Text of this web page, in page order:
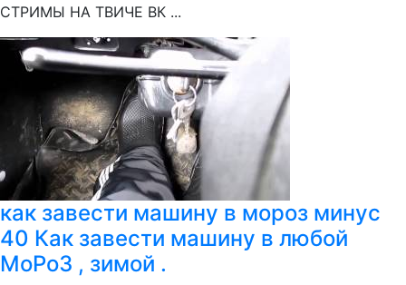
СТРИМЫ НА ТВИЧЕ ВК ...
как завести машину в мороз минус
40 Как завести машину в любой
МоРоЗ , зимой .